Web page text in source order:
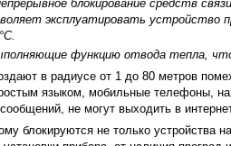
блокирование средств
эксплуатировать устройство
функцию отвода тепла,
в радиусе от 1 до 80 метров
языком, мобильные телефоны,
не могут выходить в
блокируются не только устройства